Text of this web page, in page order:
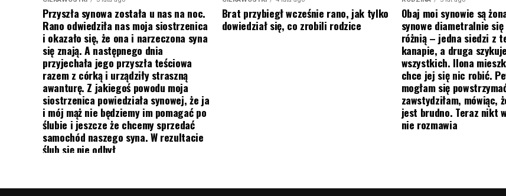
Przyszła synowa została u nas na noc.
Rano odwiedziła nas moja siostrzenica
i okazało się, że ona i narzeczona syna
się znają. A następnego dnia
przyjechała jego przyszła teściowa
razem z córką i urządziły straszną
awanturę. Z jakiegoś powodu moja
siostrzenica powiedziała synowej, że ja
i mój mąż nie będziemy im pomagać po
ślubie i jeszcze że chcemy sprzedać
samochód naszego syna. W rezultacie
ślub się nie odbył
Brat przybiegł wcześnie rano, jak tylko
dowiedział się, co zrobili rodzice
Obaj moi synowie są
synowe diametralnie
różnią – jedna siedzi z
kanapie, a druga
wszystkich. Ilona
chce jej się nic robić.
mogłam się
zawstydziłam, mówiąc,
jest brudno. Teraz nikt
nie rozmawia